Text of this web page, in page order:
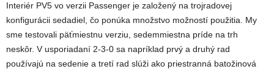
Interiér PV5 vo verzii Passenger je založený na trojradovej
konfigurácii sedadiel, čo ponúka množstvo možností použitia. My
sme testovali päťmiestnu verziu, sedemmiestna príde na trh
neskôr. V usporiadaní 2-3-0 sa napríklad prvý a druhý rad
používajú na sedenie a tretí rad slúži ako priestranná batožinová